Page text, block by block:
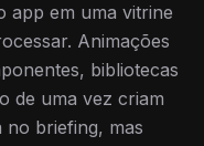
app em uma vitrine
Animações
bibliotecas
de uma vez criam
no briefing, mas